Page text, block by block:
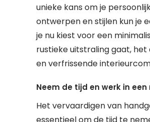
unieke kans om je
ontwerpen en stijlen kun je
je nu kiest voor een
rustieke uitstraling gaat,
en verfrissende
Neem de tijd en werk in
Het vervaardigen van